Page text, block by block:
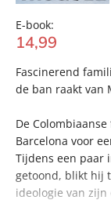
E-book:
14,99
Fascinerend
de ban raakt van
De
Barcelona voor
Tijdens een paar
getoond, blikt hij
ideologie van